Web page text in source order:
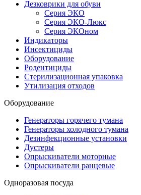
Дезковрики для обуви
Серия ЭКО
Серия ЭКО-Люкс
Серия ЭКОном
Индикаторы
Инсектициды
Оборудование
Родентициды
Стерилизационная упаковка
Утилизация отходов
Оборудование
Генераторы горячего тумана
Генераторы холодного тумана
Дезинфекционные установки
Дустеры
Опрыскиватели моторные
Опрыскиватели ранцевые
Одноразовая посуда